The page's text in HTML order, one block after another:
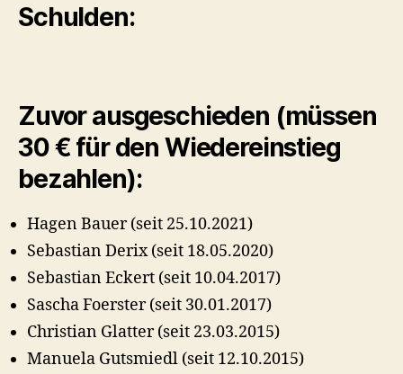
Schulden:
Zuvor ausgeschieden (müssen
30 € für den Wiedereinstieg
bezahlen):
Hagen Bauer (seit 25.10.2021)
Sebastian Derix (seit 18.05.2020)
Sebastian Eckert (seit 10.04.2017)
Sascha Foerster (seit 30.01.2017)
Christian Glatter (seit 23.03.2015)
Manuela Gutsmiedl (seit 12.10.2015)